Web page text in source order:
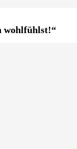
wohlfühlst!“